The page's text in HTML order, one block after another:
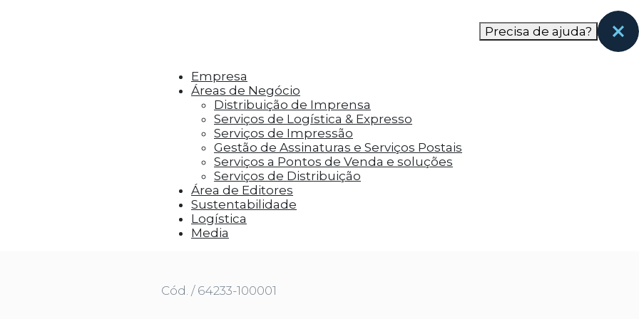
aos visitantes anúncios personalizados com base nas páginas que eles visitaram antes e analisar a
Precisa de ajuda?
Empresa
Áreas de Negócio
Distribuição de Imprensa
Serviços de Logística & Expresso
Serviços de Impressão
Gestão de Assinaturas e Serviços Postais
Serviços a Pontos de Venda e soluções
Serviços de Distribuição
Área de Editores
Sustentabilidade
Logística
Media
Cód. / 64233-100001